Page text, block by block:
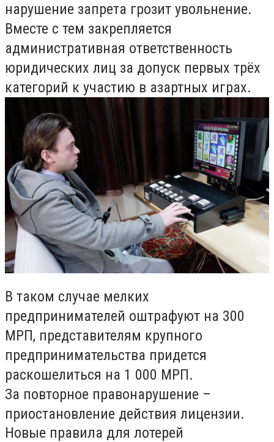
нарушение запрета грозит увольнение.
Вместе с тем закрепляется
административная ответственность
юридических лиц за допуск первых трёх
категорий к участию в азартных играх.
В таком случае мелких
предпринимателей оштрафуют на 300
МРП, представителям крупного
предпринимательства придется
раскошелиться на 1 000 МРП.
За повторное правонарушение –
приостановление действия лицензии.
Новые правила для лотерей